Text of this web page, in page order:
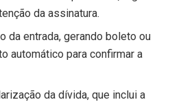
da assinatura.
da entrada, gerando boleto ou
automático para confirmar a
da dívida, que inclui a